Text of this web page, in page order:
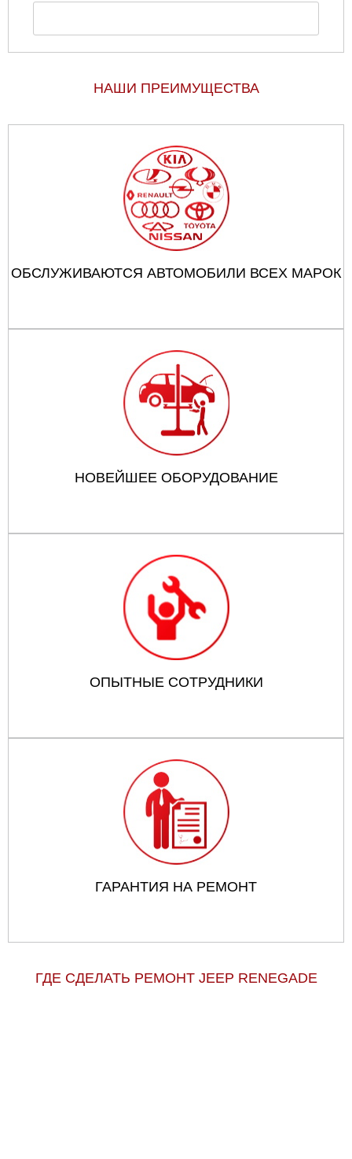
НАШИ ПРЕИМУЩЕСТВА
ОБСЛУЖИВАЮТСЯ АВТОМОБИЛИ ВСЕХ МАРОК
НОВЕЙШЕЕ ОБОРУДОВАНИЕ
ОПЫТНЫЕ СОТРУДНИКИ
ГАРАНТИЯ НА РЕМОНТ
ГДЕ СДЕЛАТЬ РЕМОНТ JEEP RENEGADE